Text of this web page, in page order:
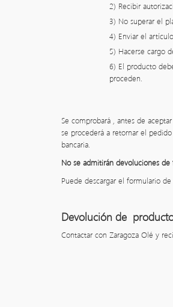
2) Recibir
3) No superar el
4) Enviar el
5) Hacerse cargo
6) El producto
proceden.
Se comprobará , antes de
se procederá a retornar el
bancaria.
No se admitirán devoluciones
Puede descargar el formulario
Devolución de
Contactar con Zaragoza Olé y